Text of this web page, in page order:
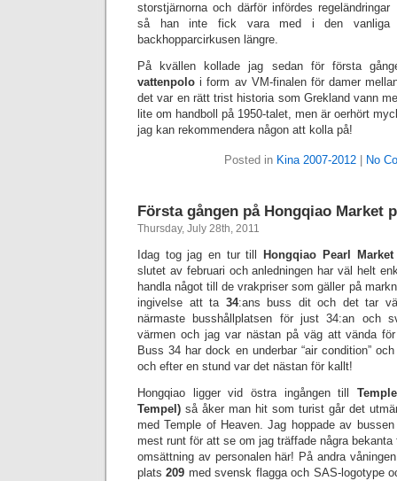
storstjärnorna och därför infördes regeländringar
så han inte fick vara med i den vanliga
backhopparcirkusen längre.
På kvällen kollade jag sedan för första
vattenpoloi form av VM-finalen för damer
det var en rätt trist historia som Grekland vann
lite om handboll på 1950-talet, men är oerhört
jag kan rekommendera någon att kolla på!
Posted in Kina 2007-2012 No
Första gången på Hongqiao Market
Thursday, July 28th, 2011
Idag tog jag en tur till Hongqiao Pearl Market
slutet av februari och anledningen har väl helt
handla något till de vrakpriser som gäller på
ingivelse att ta 34:ans buss dit och det tar
närmaste busshållplatsen för just 34:an och
värmen och jag var nästan på väg att vända
Buss 34 har dock en underbar “air condition”
och efter en stund var det nästan för kallt!
Hongqiao ligger vid östra ingången till
Tempel) så åker man hit som turist går det
med Temple of Heaven. Jag hoppade av
mest runt för att se om jag träffade några
omsättning av personalen här! På andra
plats209 med svensk flagga och SAS-logotype